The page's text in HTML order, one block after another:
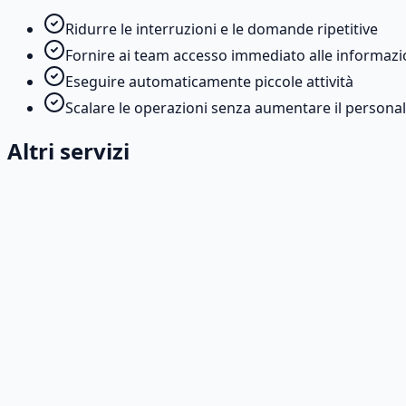
Ridurre le interruzioni e le domande ripetitive
Fornire ai team accesso immediato alle
Eseguire automaticamente piccole attività
Scalare le operazioni senza aumentare il
Altri servizi